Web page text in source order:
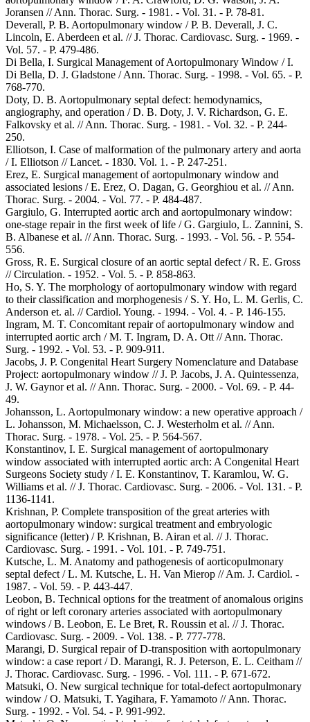
Joransen // Ann. Thorac. Surg. - 1981. - Vol. 31. - P. 78-81.
Deverall, P. B. Aortopulmonary window / P. B. Deverall, J. C.
Lincoln, E. Aberdeen et al. // J. Thorac. Cardiovasc. Surg. - 1969. -
Vol. 57. - P. 479-486.
Di Bella, I. Surgical Management of Aortopulmonary Window / I.
Di Bella, D. J. Gladstone / Ann. Thorac. Surg. - 1998. - Vol. 65. - P.
768-770.
Doty, D. B. Aortopulmonary septal defect: hemodynamics,
angiography, and operation / D. B. Doty, J. V. Richardson, G. E.
Falkovsky et al. // Ann. Thorac. Surg. - 1981. - Vol. 32. - P. 244-
250.
Elliotson, I. Case of malformation of the pulmonary artery and aorta
/ I. Elliotson // Lancet. - 1830. Vol. 1. - P. 247-251.
Erez, E. Surgical management of aortopulmonary window and
associated lesions / E. Erez, O. Dagan, G. Georghiou et al. // Ann.
Thorac. Surg. - 2004. - Vol. 77. - P. 484-487.
Gargiulo, G. Interrupted aortic arch and aortopulmonary window:
one-stage repair in the first week of life / G. Gargiulo, L. Zannini, S.
B. Albanese et al. // Ann. Thorac. Surg. - 1993. - Vol. 56. - P. 554-
556.
Gross, R. E. Surgical closure of an aortic septal defect / R. E. Gross
// Circulation. - 1952. - Vol. 5. - P. 858-863.
Ho, S. Y. The morphology of aortopulmonary window with regard
to their classification and morphogenesis / S. Y. Ho, L. M. Gerlis, C.
Anderson et. al. // Cardiol. Young. - 1994. - Vol. 4. - P. 146-155.
Ingram, M. T. Concomitant repair of aortopulmonary window and
interrupted aortic arch / M. T. Ingram, D. A. Ott // Ann. Thorac.
Surg. - 1992. - Vol. 53. - P. 909-911.
Jacobs, J. P. Congenital Heart Surgery Nomenclature and Database
Project: aortopulmonary window // J. P. Jacobs, J. A. Quintessenza,
J. W. Gaynor et al. // Ann. Thorac. Surg. - 2000. - Vol. 69. - P. 44-
49.
Johansson, L. Aortopulmonary window: a new operative approach /
L. Johansson, M. Michaelsson, C. J. Westerholm et al. // Ann.
Thorac. Surg. - 1978. - Vol. 25. - P. 564-567.
Konstantinov, I. E. Surgical management of aortopulmonary
window associated with interrupted aortic arch: A Congenital Heart
Surgeons Society study / I. E. Konstantinov, T. Karamlou, W. G.
Williams et al. // J. Thorac. Cardiovasc. Surg. - 2006. - Vol. 131. - P.
1136-1141.
Krishnan, P. Complete transposition of the great arteries with
aortopulmonary window: surgical treatment and embryologic
significance (letter) / P. Krishnan, B. Airan et al. // J. Thorac.
Cardiovasc. Surg. - 1991. - Vol. 101. - P. 749-751.
Kutsche, L. M. Anatomy and pathogenesis of aorticopulmonary
septal defect / L. M. Kutsche, L. H. Van Mierop // Am. J. Cardiol. -
1987. - Vol. 59. - P. 443-447.
Leobon, B. Technical options for the treatment of anomalous origins
of right or left coronary arteries associated with aortopulmonary
windows / B. Leobon, E. Le Bret, R. Roussin et al. // J. Thorac.
Cardiovasc. Surg. - 2009. - Vol. 138. - P. 777-778.
Marangi, D. Surgical repair of D-transposition with aortopulmonary
window: a case report / D. Marangi, R. J. Peterson, E. L. Ceitham //
J. Thorac. Cardiovasc. Surg. - 1996. - Vol. 111. - P. 671-672.
Matsuki, O. New surgical technique for total-defect aortopulmonary
window / O. Matsuki, T. Yagihara, F. Yamamoto // Ann. Thorac.
Surg. - 1992. - Vol. 54. - P. 991-992.